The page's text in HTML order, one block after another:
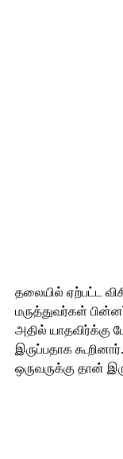
தலையில் ஏற்பட்ட
மருத்துவர்கள்
அதில் யாதவிர்க்கு
இருப்பதாக
ஒருவருக்கு தான்